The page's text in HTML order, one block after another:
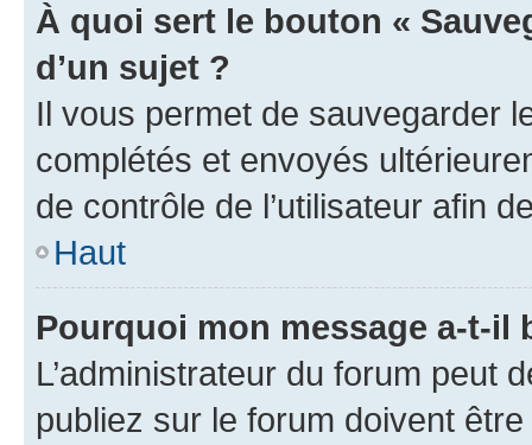
À quoi sert le bouton «
d’un sujet ?
Il vous permet de sauvegarder
complétés et envoyés
de contrôle de l’utilisateur afin
Haut
Pourquoi mon message a-t-il
L’administrateur du forum peut
publiez sur le forum doivent